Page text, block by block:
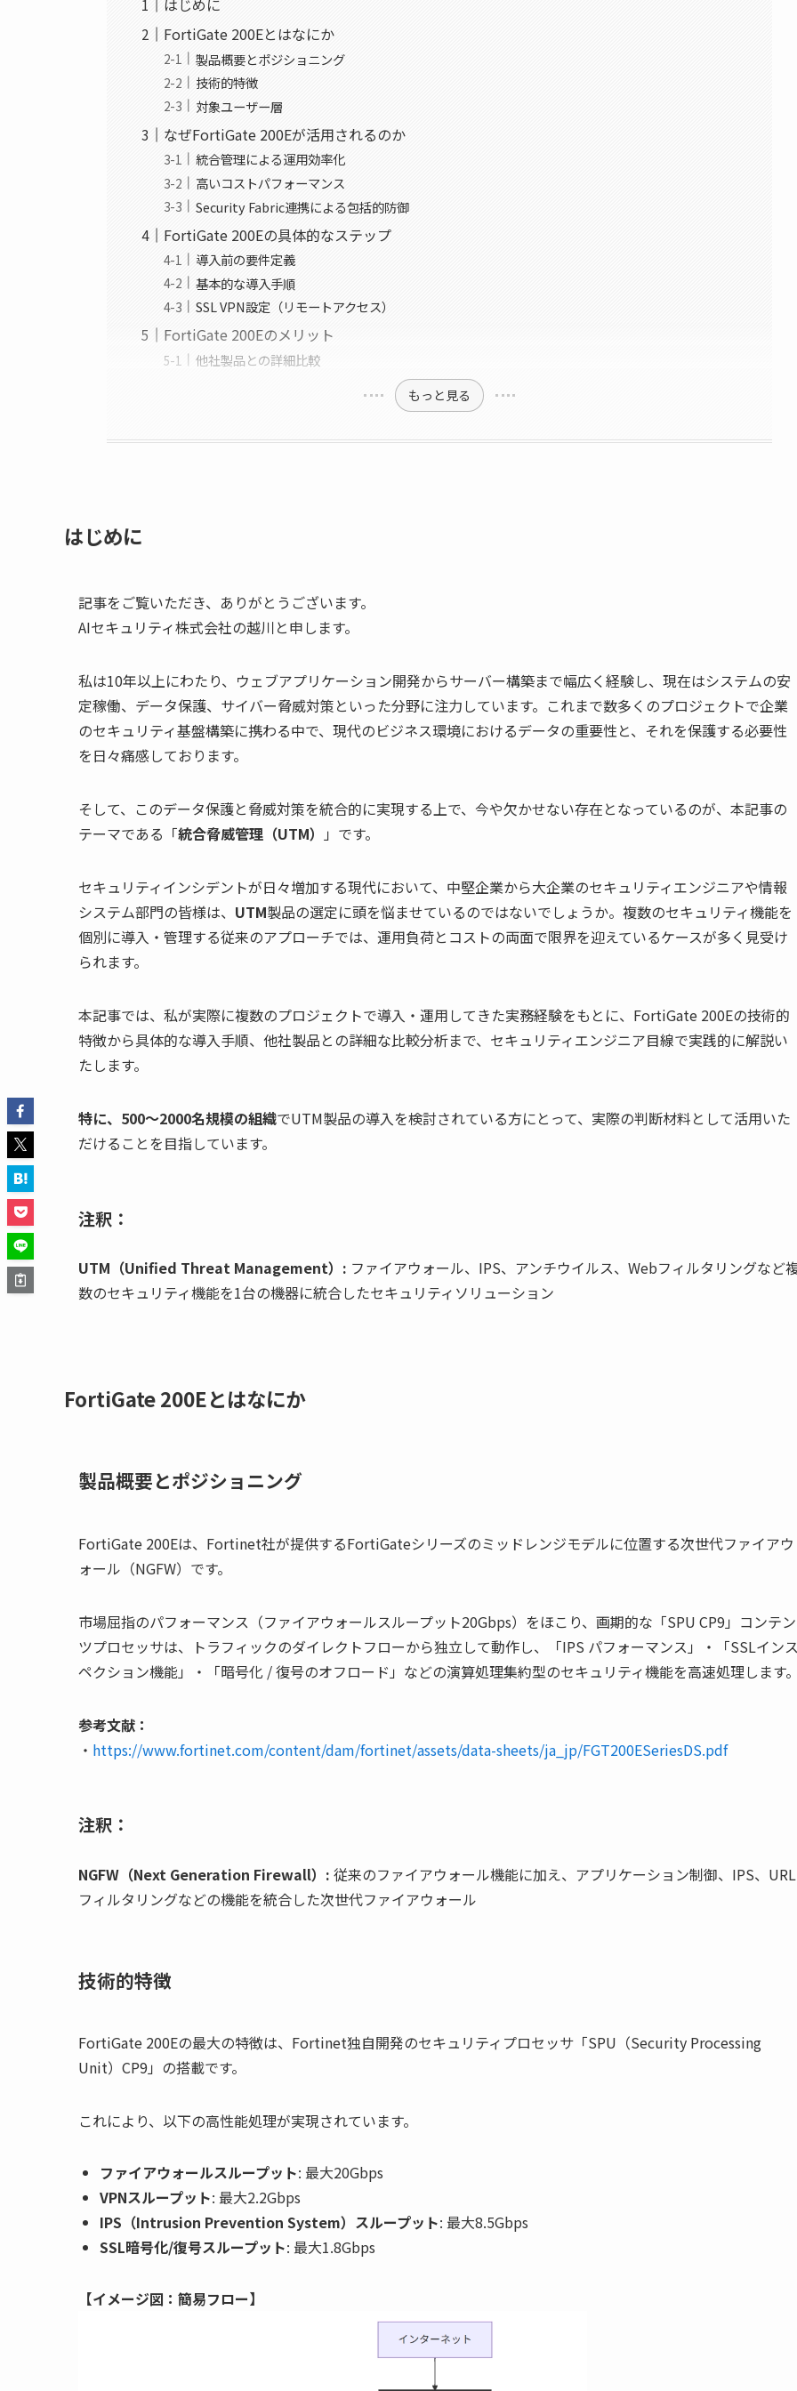
はじめに
FortiGate 200Eとはなにか
製品概要とポジショニング
技術的特徴
対象ユーザー層
なぜFortiGate 200Eが活用されるのか
統合管理による運用効率化
高いコストパフォーマンス
Security Fabric連携による包括的防御
FortiGate 200Eの具体的なステップ
導入前の要件定義
基本的な導入手順
SSL VPN設定（リモートアクセス）
FortiGate 200Eのメリット
他社製品との詳細比較
もっと見る
はじめに
記事をご覧いただき、ありがとうございます。
AIセキュリティ株式会社の越川と申します。
私は10年以上にわたり、ウェブアプリケーション開発からサーバー構築まで幅広く経験し、現在はシステムの安
定稼働、データ保護、サイバー脅威対策といった分野に注力しています。これまで数多くのプロジェクトで企業
のセキュリティ基盤構築に携わる中で、現代のビジネス環境におけるデータの重要性と、それを保護する必要性
を日々痛感しております。
そして、このデータ保護と脅威対策を統合的に実現する上で、今や欠かせない存在となっているのが、本記事の
テーマである「統合脅威管理（UTM） 」です。
セキュリティインシデントが日々増加する現代において、中堅企業から大企業のセキュリティエンジニアや情報
システム部門の皆様は、 UTM製品の選定に頭を悩ませているのではないでしょうか。複数のセキュリティ機能を
個別に導入・管理する従来のアプローチでは、運用負荷とコストの両面で限界を迎えているケースが多く見受け
られます。
本記事では、私が実際に複数のプロジェクトで導入・運用してきた実務経験をもとに、FortiGate 200Eの技術的
特徴から具体的な導入手順、他社製品との詳細な比較分析まで、セキュリティエンジニア目線で実践的に解説い
たします。
特に、500～2000名規模の組織でUTM製品の導入を検討されている方にとって、実際の判断材料として活用いた
だけることを目指しています。
注釈：
UTM（Unified Threat Management）: ファイアウォール、IPS、アンチウイルス、Webフィルタリングなど
数のセキュリティ機能を1台の機器に統合したセキュリティソリューション
FortiGate 200Eとはなにか
製品概要とポジショニング
FortiGate 200Eは、Fortinet社が提供するFortiGateシリーズのミッドレンジモデルに位置する次世代ファイアウ
ォール（NGFW）です。
市場屈指のパフォーマンス（ファイアウォールスループット20Gbps）をほこり、画期的な「SPU CP9」コンテン
ツプロセッサは、トラフィックのダイレクトフローから独立して動作し、「IPS パフォーマンス」・「SSLイン
ペクション機能」・「暗号化 / 復号のオフロード」などの演算処理集約型のセキュリティ機能を高速処理します
参考文献：
・ https://www.fortinet.com/content/dam/fortinet/assets/data-sheets/ja_jp/FGT200ESeriesDS.pdf
注釈：
NGFW（Next Generation Firewall）: 従来のファイアウォール機能に加え、アプリケーション制御、IPS、URL
フィルタリングなどの機能を統合した次世代ファイアウォール
技術的特徴
FortiGate 200Eの最大の特徴は、Fortinet独自開発のセキュリティプロセッサ「SPU（Security Processing
Unit）CP9」の搭載です。
これにより、以下の高性能処理が実現されています。
ファイアウォールスループット: 最大20Gbps
VPNスループット: 最大2.2Gbps
IPS（Intrusion Prevention System）スループット: 最大8.5Gbps
SSL暗号化/復号スループット: 最大1.8Gbps
【イメージ図：簡易フロー】